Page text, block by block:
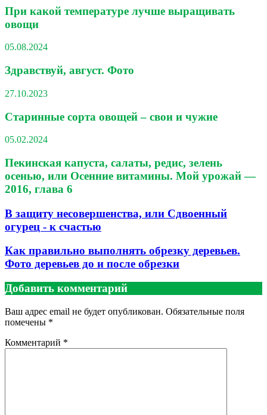
При какой температуре лучше выращивать
овощи
05.08.2024
Здравствуй, август. Фото
27.10.2023
Старинные сорта овощей – свои и чужие
05.02.2024
Пекинская капуста, салаты, редис, зелень
осенью, или Осенние витамины. Мой урожай —
2016, глава 6
В защиту несовершенства, или Сдвоенный
огурец - к счастью
Как правильно выполнять обрезку деревьев.
Фото деревьев до и после обрезки
Добавить комментарий
Ваш адрес email не будет опубликован. Обязательные поля
помечены *
Комментарий *